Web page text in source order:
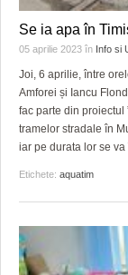
Se ia apa în
05 aprilie 2023 în Info si
Joi, 6 aprilie, între
Amforei și Iancu
fac parte din
tramelor stradale în
iar pe durata lor se
Etichete: aquatim